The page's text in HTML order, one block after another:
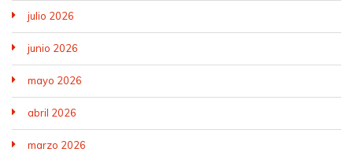
julio 2026
junio 2026
mayo 2026
abril 2026
marzo 2026